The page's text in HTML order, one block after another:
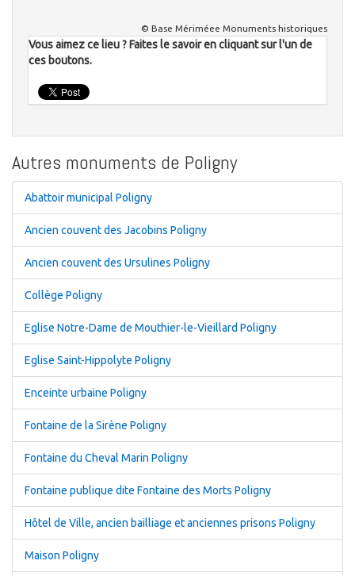
© Base Mériméee Monuments historiques
Vous aimez ce lieu ? Faites le savoir en cliquant sur l'un de
ces boutons.
Autres monuments de Poligny
Abattoir municipal Poligny
Ancien couvent des Jacobins Poligny
Ancien couvent des Ursulines Poligny
Collège Poligny
Eglise Notre-Dame de Mouthier-le-Vieillard Poligny
Eglise Saint-Hippolyte Poligny
Enceinte urbaine Poligny
Fontaine de la Sirène Poligny
Fontaine du Cheval Marin Poligny
Fontaine publique dite Fontaine des Morts Poligny
Hôtel de Ville, ancien bailliage et anciennes prisons Poligny
Maison Poligny